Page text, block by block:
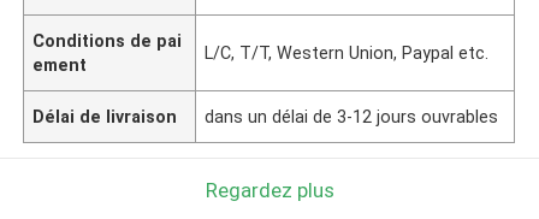
Conditions de pai
ement
L/C, T/T, Western Union, Paypal etc.
Délai de livraison dans un délai de 3-12 jours ouvrables
Regardez plus